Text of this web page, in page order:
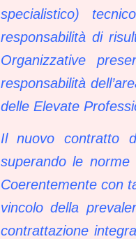
specialistico)
responsabilità di
Organizzative
responsabilità
delle Elevate
Il nuovo contratto
superando le norme
Coerentemente con
vincolo della
contrattazione